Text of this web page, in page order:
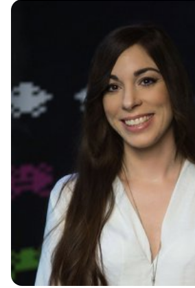
Nossa rede
Nossa comunidade